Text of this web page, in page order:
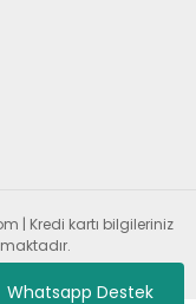
Whatsapp Destek
| Kredi kartı bilgileriniz